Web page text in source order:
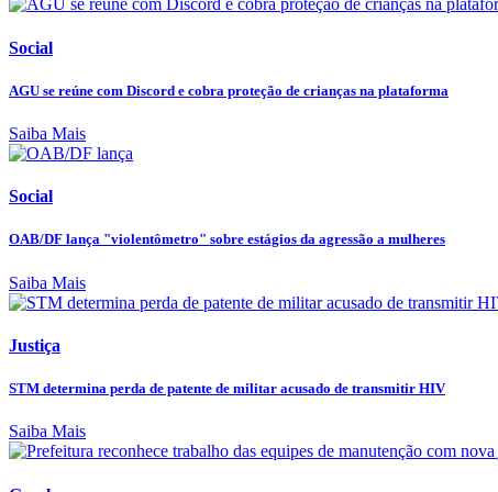
Social
AGU se reúne com Discord e cobra proteção de crianças na plataforma
Saiba Mais
Social
OAB/DF lança "violentômetro" sobre estágios da agressão a mulheres
Saiba Mais
Justiça
STM determina perda de patente de militar acusado de transmitir HIV
Saiba Mais